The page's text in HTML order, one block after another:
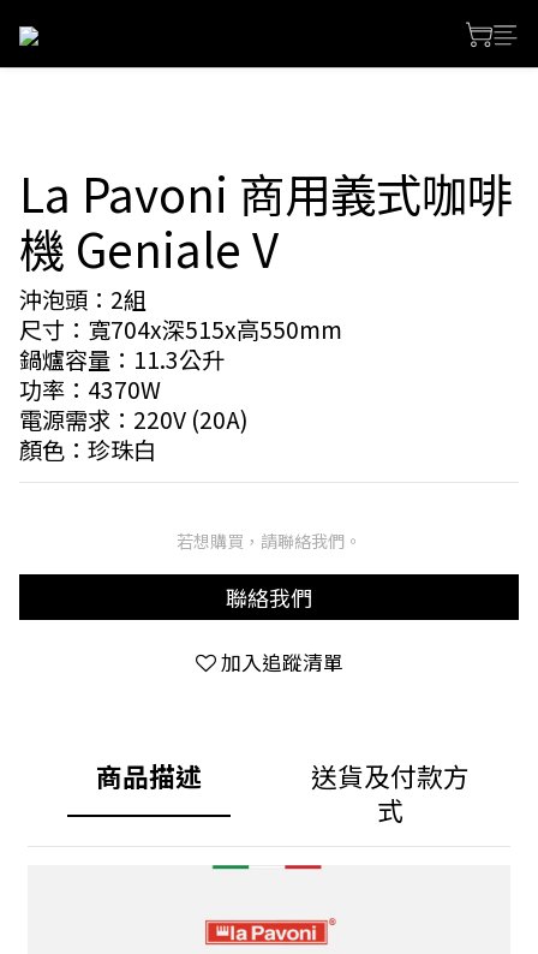
La Pavoni 商用義式咖啡
機 Geniale V
沖泡頭：2組
尺寸：寬704x深515x高550mm
鍋爐容量：11.3公升
功率：4370W
電源需求：220V (20A)
顏色：珍珠白
若想購買，請聯絡我們。
聯絡我們
加入追蹤清單
商品描述
送貨及付款方
式